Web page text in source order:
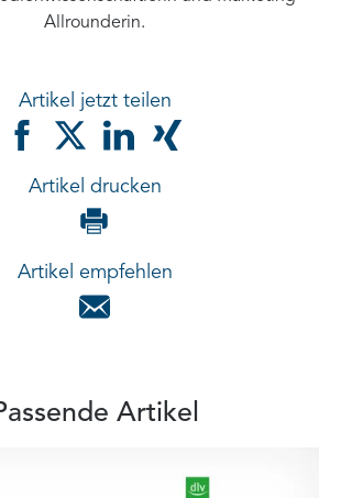
Allrounderin.
Artikel jetzt teilen
Artikel drucken
Artikel empfehlen
Artikel